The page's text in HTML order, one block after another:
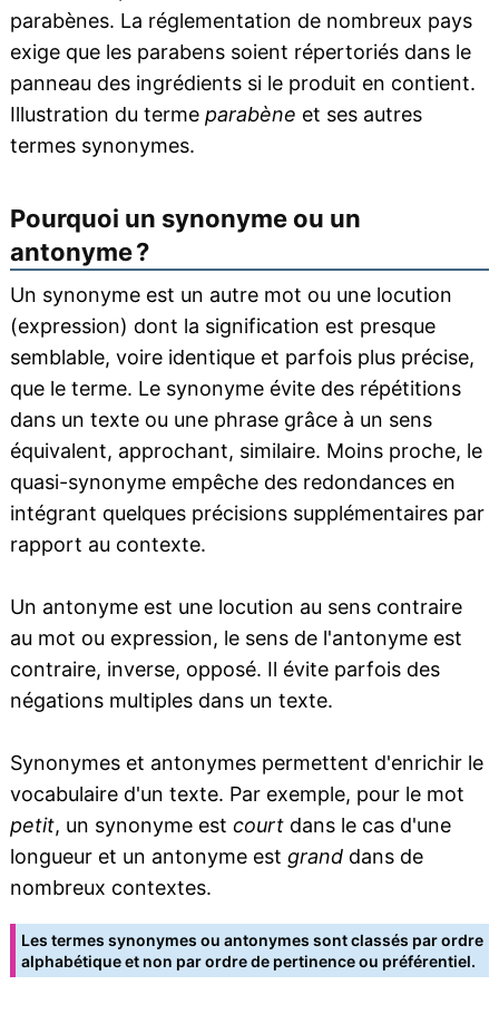
parabènes. La réglementation de nombreux pays
exige que les parabens soient répertoriés dans le
panneau des ingrédients si le produit en contient.
Illustration du terme parabène et ses autres
termes synonymes.
Pourquoi un synonyme ou un
antonyme ?
Un synonyme est un autre mot ou une locution
(expression) dont la signification est presque
semblable, voire identique et parfois plus précise,
que le terme. Le synonyme évite des répétitions
dans un texte ou une phrase grâce à un sens
équivalent, approchant, similaire. Moins proche, le
quasi-synonyme empêche des redondances en
intégrant quelques précisions supplémentaires par
rapport au contexte.
Un antonyme est une locution au sens contraire
au mot ou expression, le sens de l'antonyme est
contraire, inverse, opposé. Il évite parfois des
négations multiples dans un texte.
Synonymes et antonymes permettent d'enrichir le
vocabulaire d'un texte. Par exemple, pour le mot
petit, un synonyme est courtdans le cas d'une
longueur et un antonyme est granddans de
nombreux contextes.
Les termes synonymes ou antonymes sont classés par ordre
alphabétique et non par ordre de pertinence ou préférentiel.